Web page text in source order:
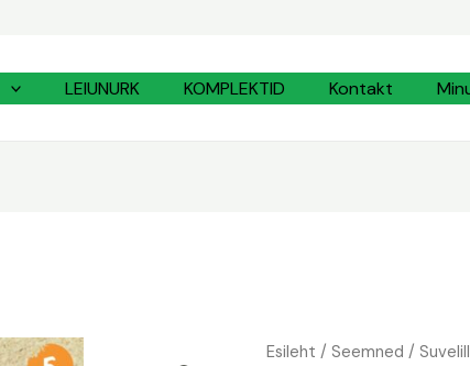
LEIUNURK KOMPLEKTID Kontakt
Esileht / Seemned /
Saialill